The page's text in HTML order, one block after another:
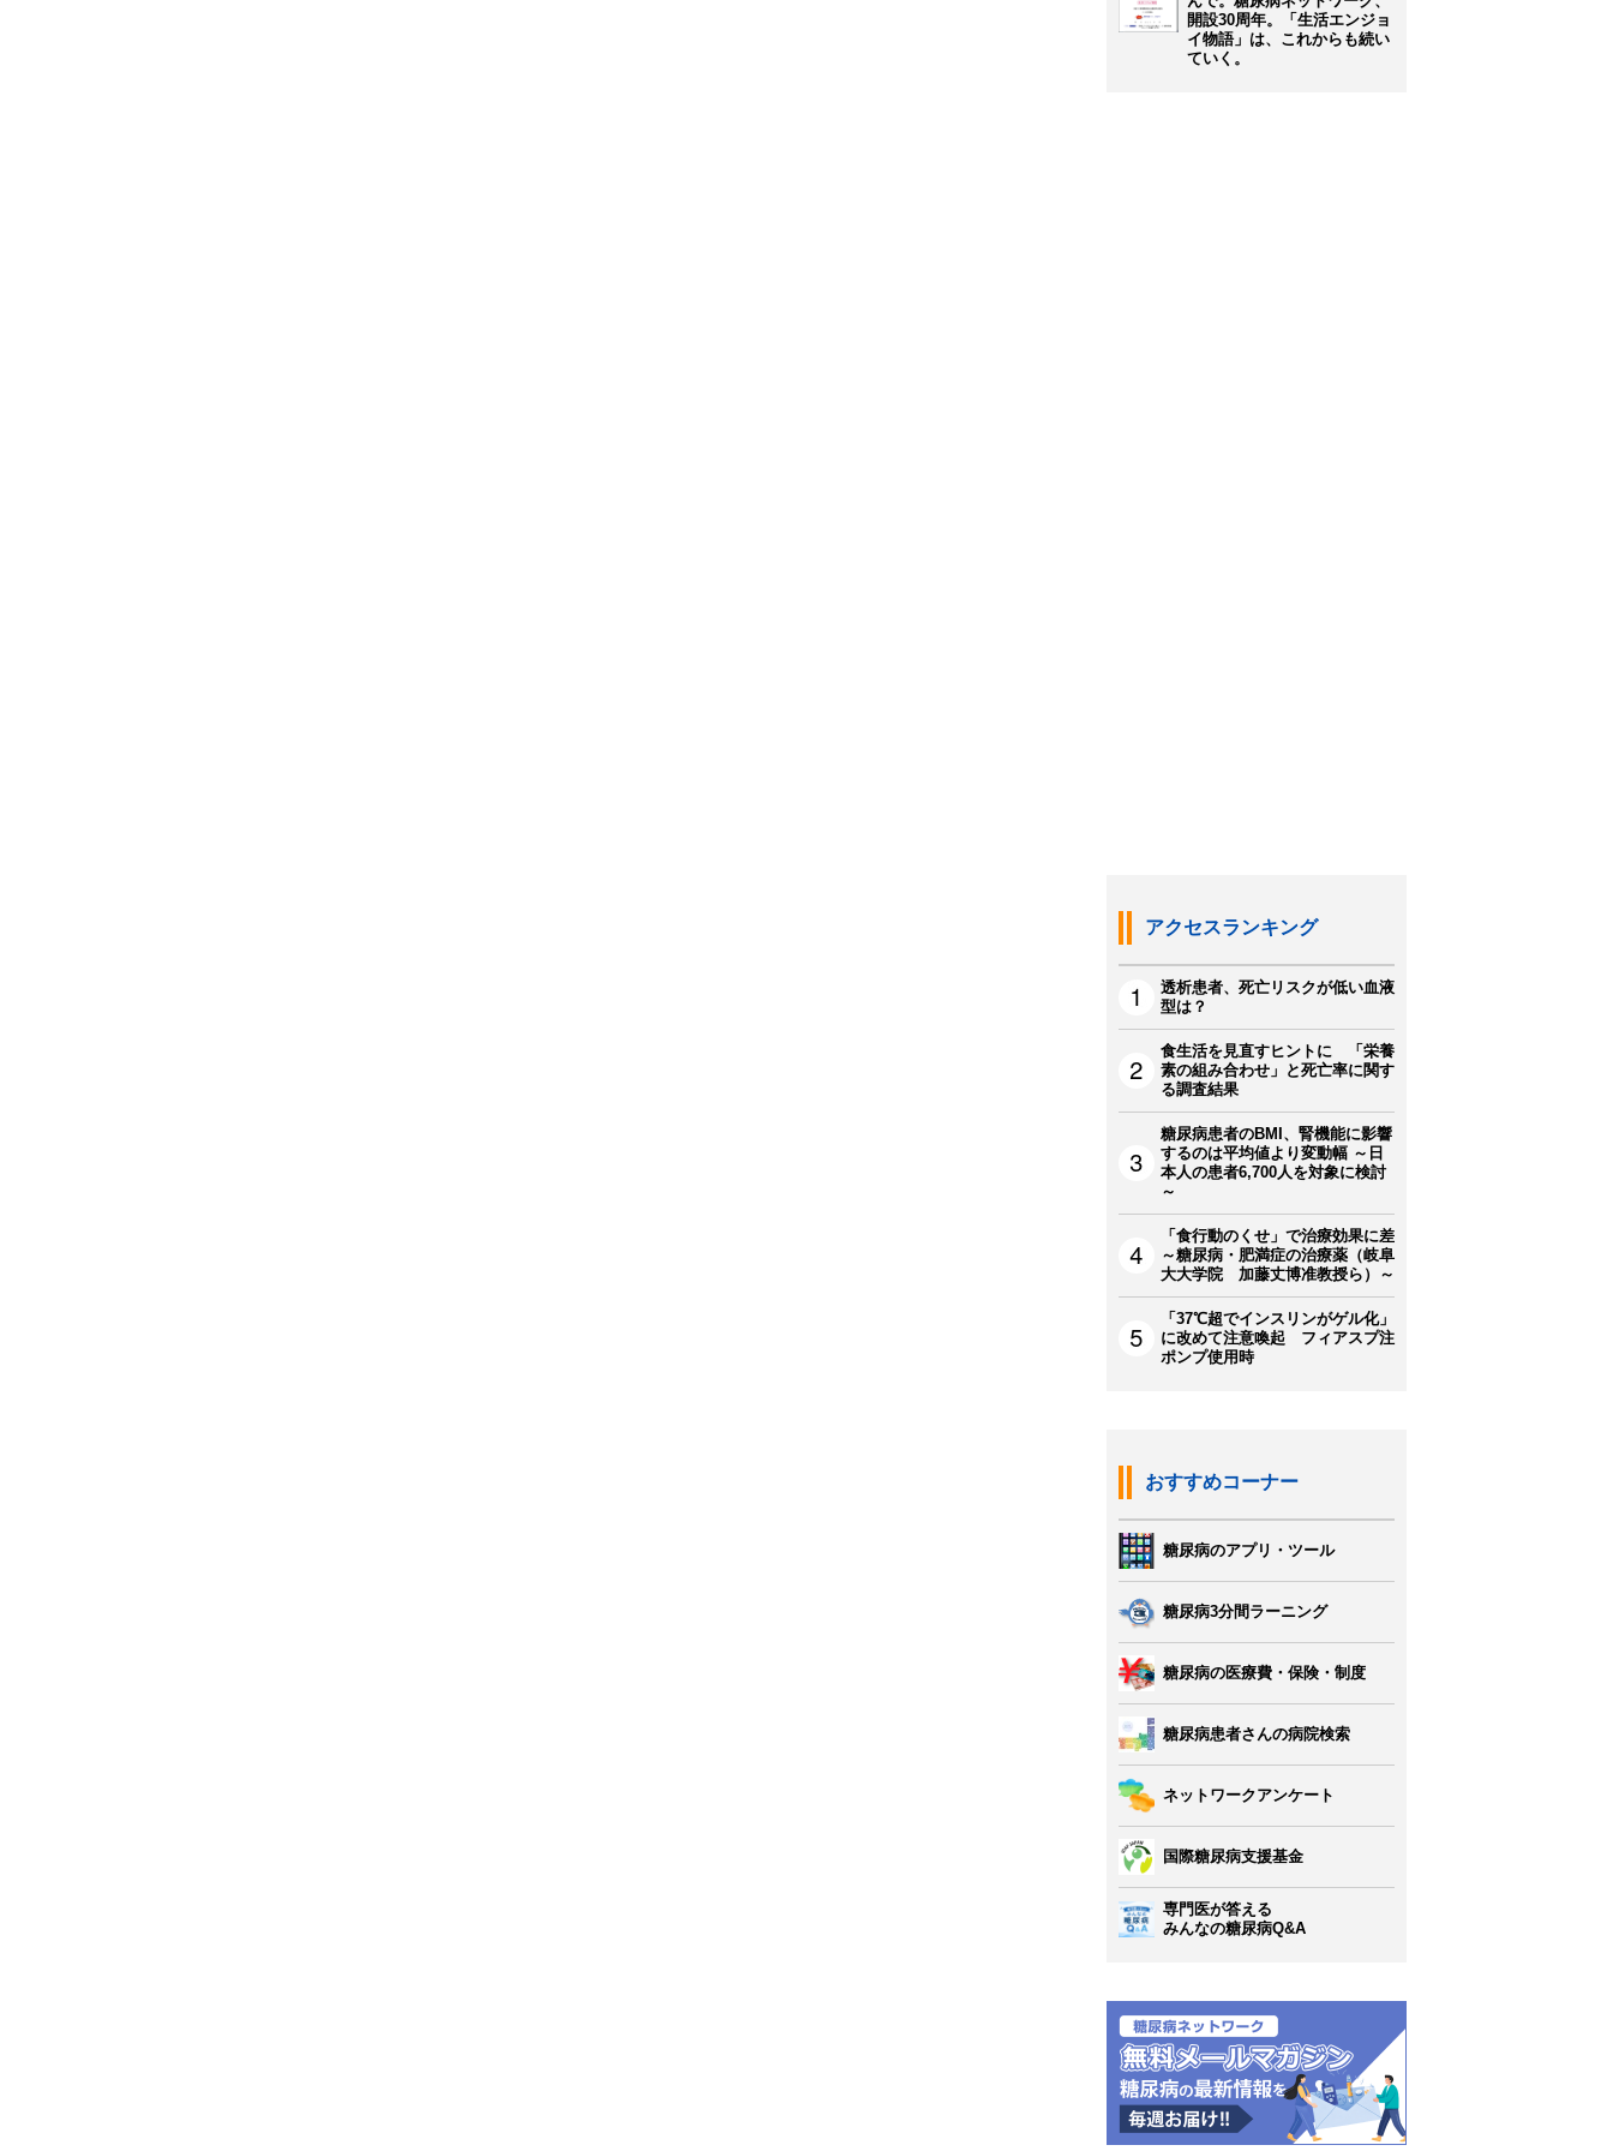
開設30周年。「生活エンジョ
イ物語」は、これからも続い
ていく。
アクセスランキング
透析患者、死亡リスクが低い血液
型は？
食生活を見直すヒントに 「栄養
素の組み合わせ」と死亡率に関す
る調査結果
糖尿病患者のBMI、腎機能に影響
するのは平均値より変動幅 ～日
本人の患者6,700人を対象に検討
～
「食行動のくせ」で治療効果に差
～糖尿病・肥満症の治療薬（岐阜
大大学院 加藤丈博准教授ら）～
「37℃超でインスリンがゲル化」
に改めて注意喚起 フィアスプ注
ポンプ使用時
おすすめコーナー
糖尿病のアプリ・ツール
糖尿病3分間ラーニング
糖尿病の医療費・保険・制度
糖尿病患者さんの病院検索
ネットワークアンケート
国際糖尿病支援基金
専門医が答える
みんなの糖尿病Q&A